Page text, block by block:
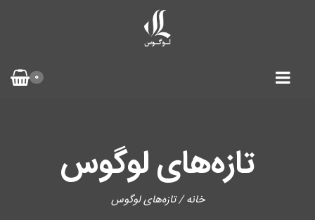
0
تازه‌های لوگوس
خانه/ تازه‌های لوگوس